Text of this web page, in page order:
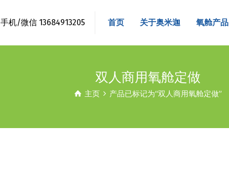
手机/微信 13684913205 首页 关于奥米迦 氧舱产品
双人商用氧舱定做
主页 产品已标记为“双人商用氧舱定做”